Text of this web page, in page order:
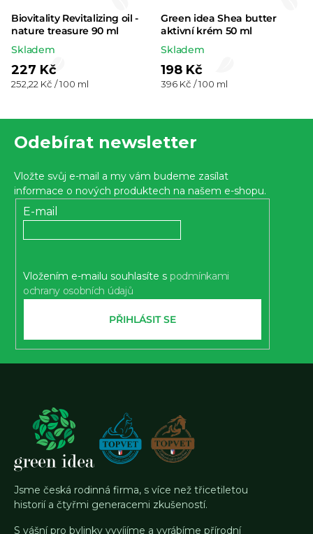
Biovitality Revitalizing oil -
nature treasure 90 ml
Skladem
227 Kč
Měrná
252,22 Kč / 100 ml
Green idea Shea butter
aktivní krém 50 ml
Skladem
198 Kč
Měrná
396 Kč / 100 ml
Odebírat newsletter
Vložte svůj e-mail a my vám budeme zasílat
informace o nových produktech na našem e-shopu.
E-mail
Vložením e-mailu souhlasíte s podmínkami
ochrany osobních údajů
PŘIHLÁSIT SE
Jsme česká rodinná firma, s více než třicetiletou
historií a čtyřmi generacemi zkušeností.
S vášní pro bylinky vyvíjíme a vyrábíme přírodní